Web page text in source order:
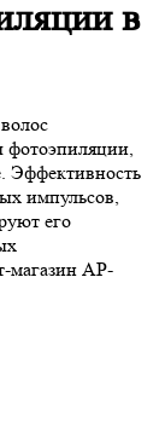
в
фотоэпиляции,
Эффективность
импульсов,
его
магазин AP-